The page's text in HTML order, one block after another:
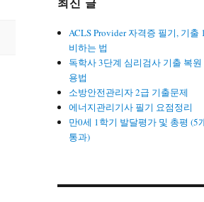
최신 글
ACLS Provider 자격증 필기, 기출
비하는 법
독학사 3단계 심리검사 기출 복
용법
소방안전관리자 2급 기출문제
에너지관리기사 필기 요점정리
만0세 1학기 발달평가 및 총평 (5
통과)